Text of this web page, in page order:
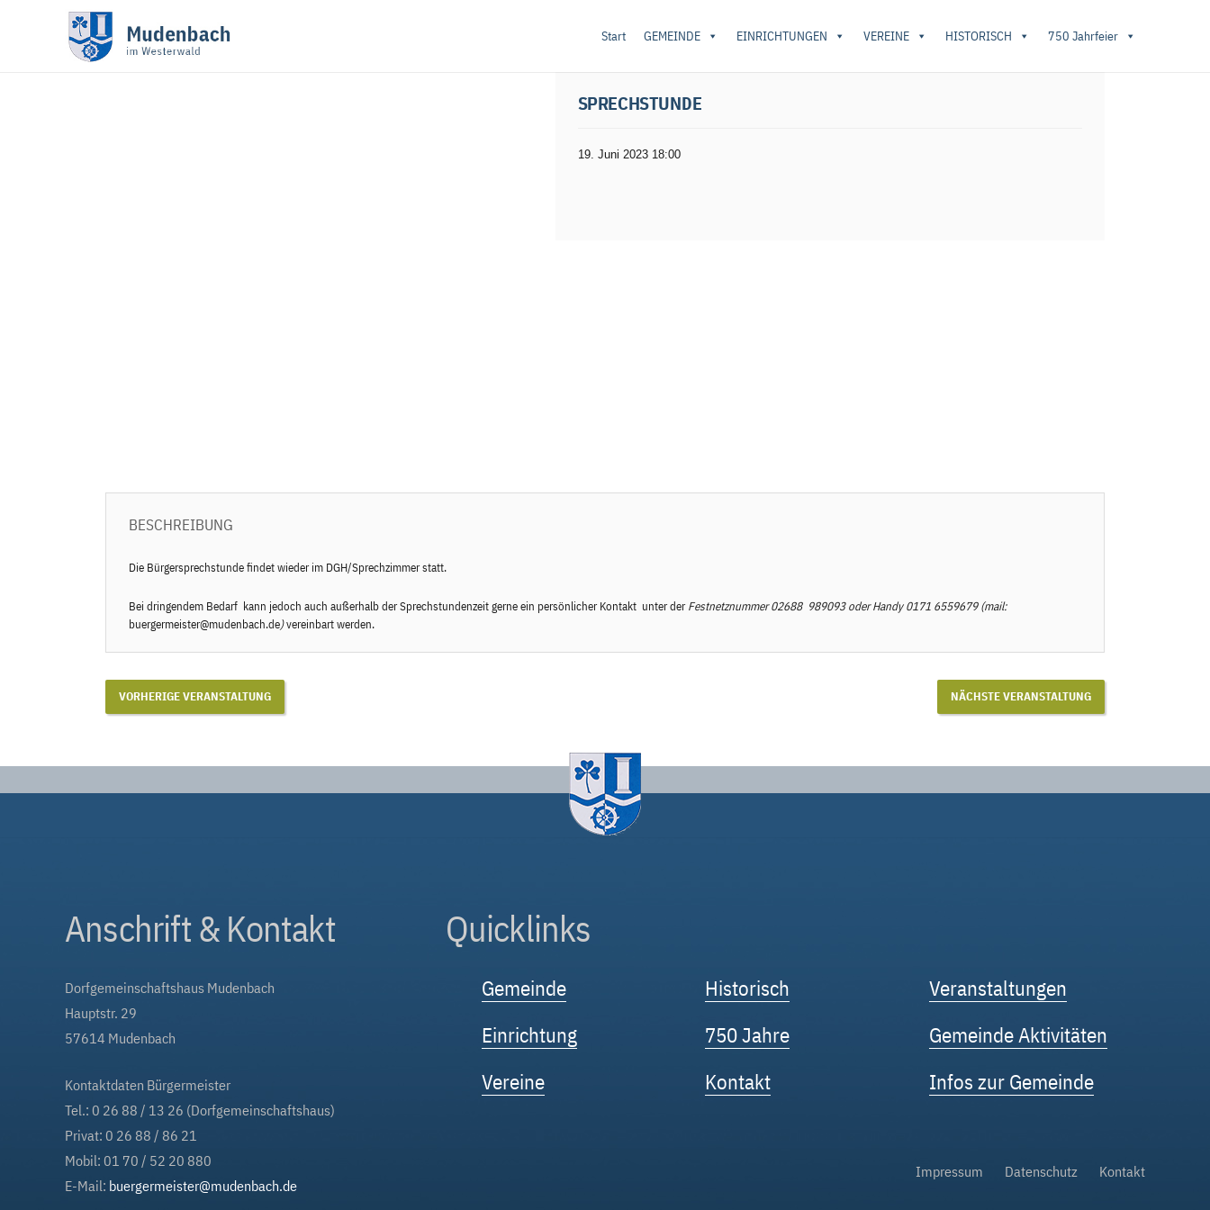
Start GEMEINDE EINRICHTUNGEN VEREINE HISTORISCH 750 Jahrfeier
SPRECHSTUNDE
19. Juni 2023 18:00
BESCHREIBUNG
Die Bürgersprechstunde findet wieder im DGH/Sprechzimmer statt.
Bei dringendem Bedarf kann jedoch auch außerhalb der Sprechstundenzeit gerne ein persönlicher Kontakt unter derFestnetznummer02688 989093oder Handy0171 6559679(mail:
buergermeister@mudenbach.de)vereinbart werden.
VORHERIGE VERANSTALTUNG NÄCHSTE VERANSTALTUNG
Anschrift & Kontakt
Dorfgemeinschaftshaus Mudenbach
Hauptstr. 29
57614 Mudenbach
Kontaktdaten Bürgermeister
Tel.: 0 26 88 / 13 26 (Dorfgemeinschaftshaus)
Privat: 0 26 88 / 86 21
Mobil: 01 70 / 52 20 880
E-Mail: buergermeister@mudenbach.de
Quicklinks
Gemeinde
Einrichtung
Vereine
Historisch
750 Jahre
Kontakt
Veranstaltungen
Gemeinde Aktivitäten
Infos zur Gemeinde
Impressum Datenschutz Kontakt